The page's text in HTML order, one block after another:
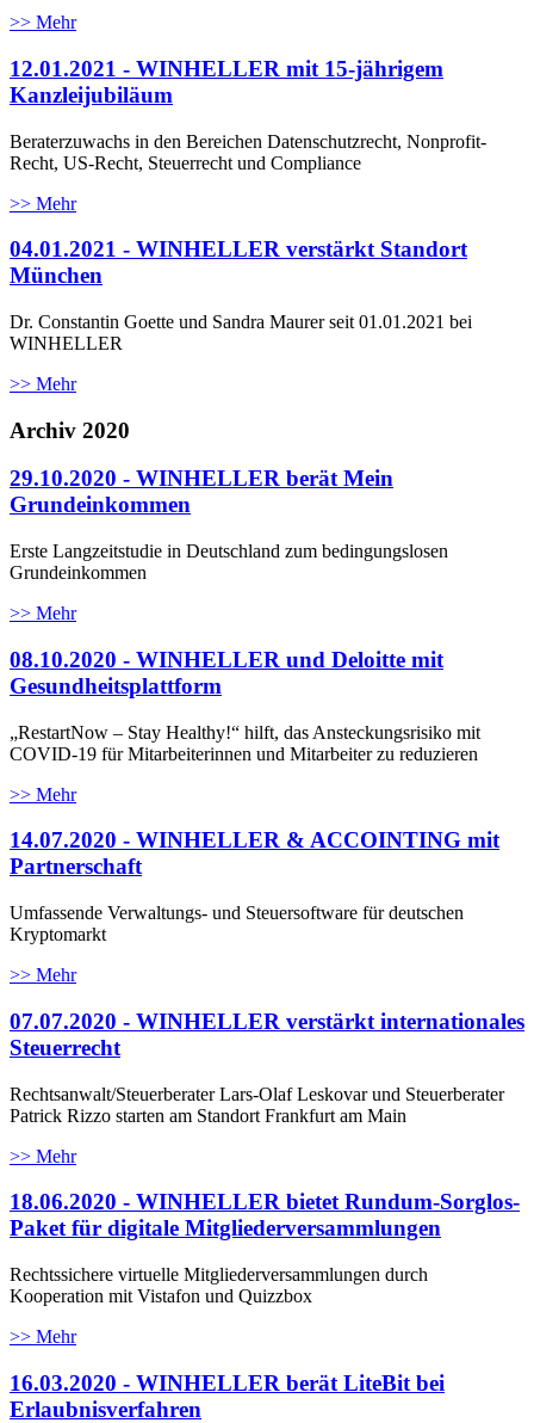
>> Mehr
12.01.2021 - WINHELLER mit 15-jährigem
Kanzleijubiläum
Beraterzuwachs in den Bereichen Datenschutzrecht, Nonprofit-
Recht, US-Recht, Steuerrecht und Compliance
>> Mehr
04.01.2021 - WINHELLER verstärkt Standort
München
Dr. Constantin Goette und Sandra Maurer seit 01.01.2021 bei
WINHELLER
>> Mehr
Archiv 2020
29.10.2020 - WINHELLER berät Mein
Grundeinkommen
Erste Langzeitstudie in Deutschland zum bedingungslosen
Grundeinkommen
>> Mehr
08.10.2020 - WINHELLER und Deloitte mit
Gesundheitsplattform
„RestartNow – Stay Healthy!“ hilft, das Ansteckungsrisiko mit
COVID-19 für Mitarbeiterinnen und Mitarbeiter zu reduzieren
>> Mehr
14.07.2020 - WINHELLER & ACCOINTING mit
Partnerschaft
Umfassende Verwaltungs- und Steuersoftware für deutschen
Kryptomarkt
>> Mehr
07.07.2020 - WINHELLER verstärkt internationales
Steuerrecht
Rechtsanwalt/Steuerberater Lars-Olaf Leskovar und Steuerberater
Patrick Rizzo starten am Standort Frankfurt am Main
>> Mehr
18.06.2020 - WINHELLER bietet Rundum-Sorglos-
Paket für digitale Mitgliederversammlungen
Rechtssichere virtuelle Mitgliederversammlungen durch
Kooperation mit Vistafon und Quizzbox
>> Mehr
16.03.2020 - WINHELLER berät LiteBit bei
Erlaubnisverfahren